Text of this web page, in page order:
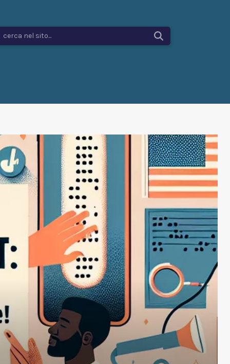
cerca nel sito...